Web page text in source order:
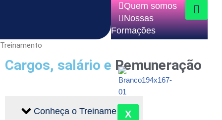
para
o
conteúdo
Quem somos
Nossas
Formações
X
Treinamento
Cargos, salário e Remuneração
Conheça o Treinamento